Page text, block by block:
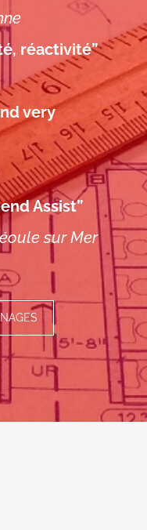
réactivité”
very
Assist”
sur Mer